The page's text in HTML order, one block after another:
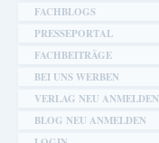
FACHBLOGS
PRESSEPORTAL
FACHBEITRÄGE
BEI UNS WERBEN
VERLAG NEU ANMELDEN
BLOG NEU ANMELDEN